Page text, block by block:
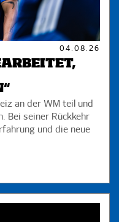
04.08.26
an der WM teil und
Bei seiner Rückkehr
und die neue